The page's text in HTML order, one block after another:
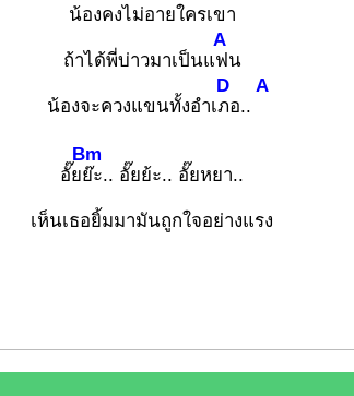
น้องคงไม่อายใครเขา
ถ้าได้พี่บ่าวมาเป็นแ
A
ฟน
น้องจะควงแขนทั้งอำเ
D
ภอ..
A
อั๊ย
Bm
ย๊ะ.. อั๊ยย้ะ.. อั๊ยหยา..
เห็นเธอยิ้มมามันถูกใจอย่างแรง